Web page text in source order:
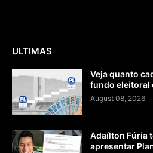
ULTIMAS
Veja quanto
fundo eleitoral
August 08, 2026
Adaílton Fúria
apresentar